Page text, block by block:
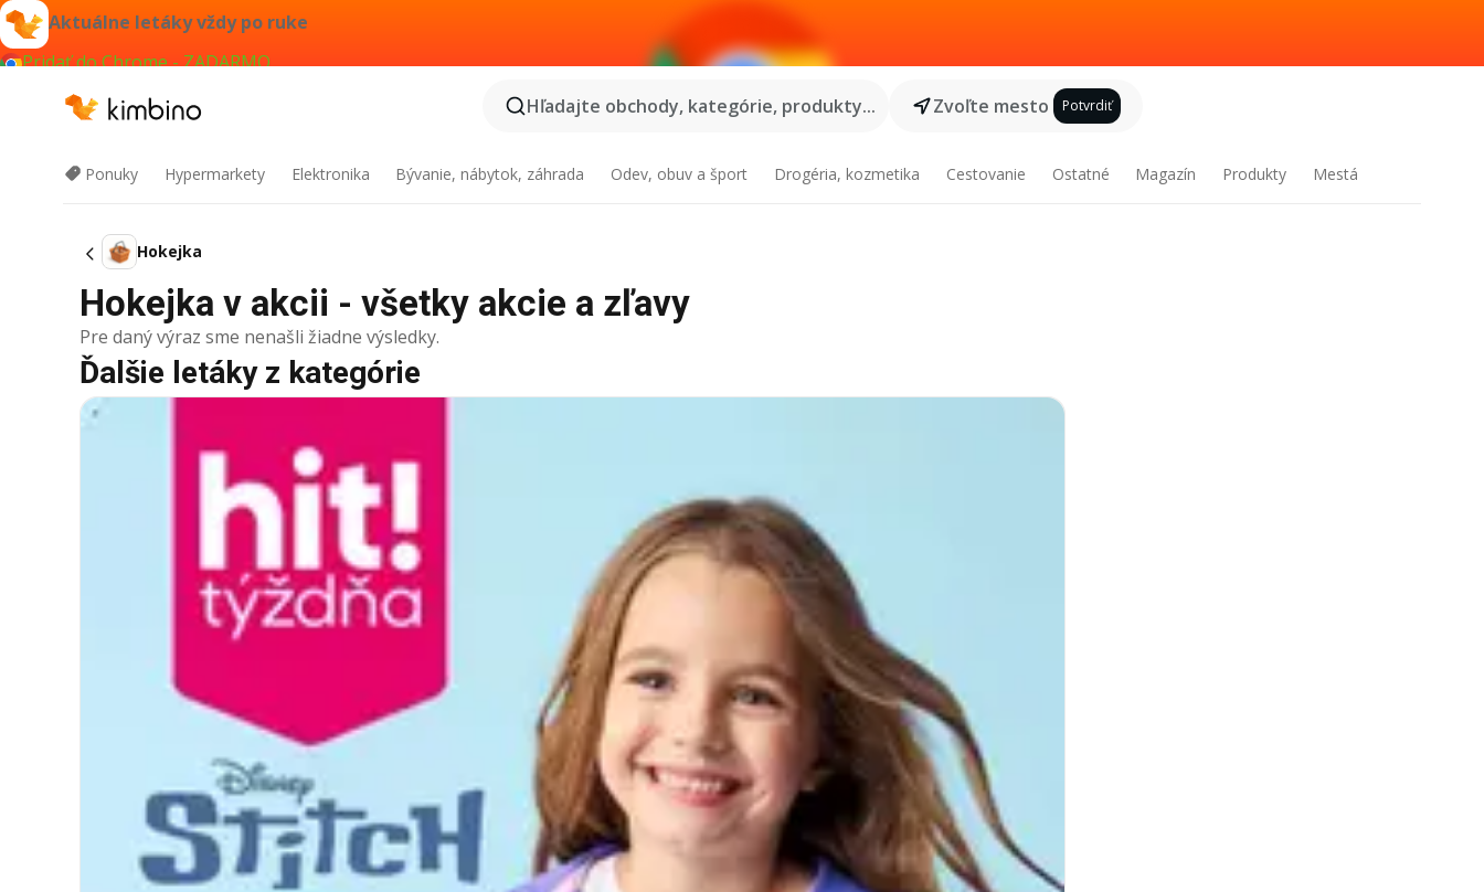
Aktuálne letáky vždy po ruke
Pridať do Chrome - ZADARMO
Hľadajte obchody, kategórie, produkty...
Zvoľte mesto Potvrdiť
Ponuky Hypermarkety Elektronika Bývanie, nábytok, záhrada Odev, obuv a šport Drogéria, kozmetika Cestovanie Ostatné Magazín Produkty Mestá
Hokejka
Hokejka v akcii - všetky akcie a zľavy
Pre daný výraz sme nenašli žiadne výsledky.
Ďalšie letáky z kategórie